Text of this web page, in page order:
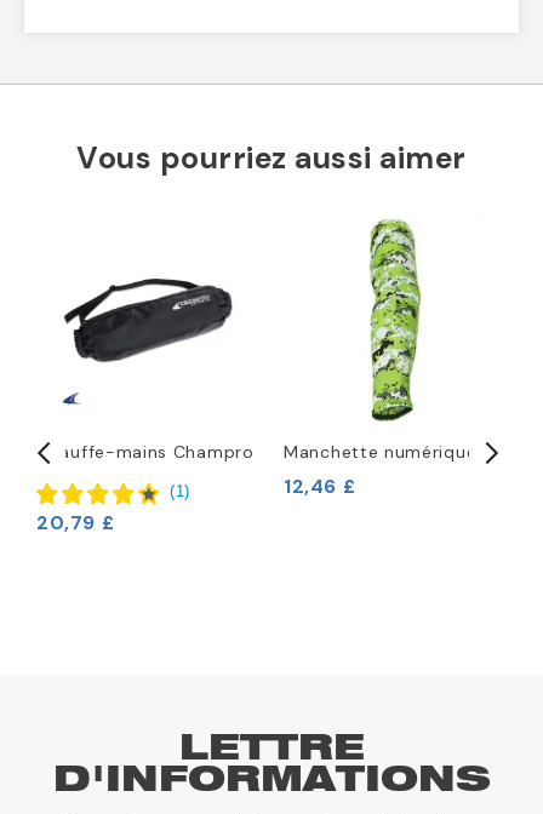
Vous pourriez aussi aimer
Chauffe-mains Champro
(1)
20,79 £
Manchette numérique
12,46 £
LETTRE
D'INFORMATIONS